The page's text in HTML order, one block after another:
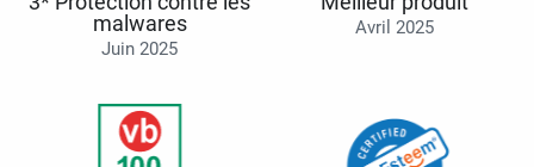
malwares
Juin 2025
Avril 2025